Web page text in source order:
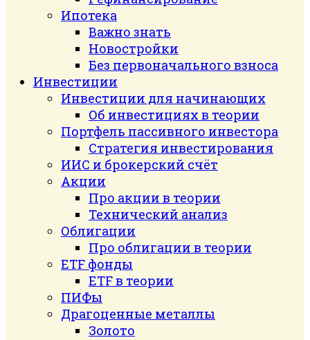
Ипотека
Важно знать
Новостройки
Без первоначального взноса
Инвестиции
Инвестиции для начинающих
Об инвестициях в теории
Портфель пассивного инвестора
Стратегия инвестирования
ИИС и брокерский счёт
Акции
Про акции в теории
Технический анализ
Облигации
Про облигации в теории
ETF фонды
ETF в теории
ПИФы
Драгоценные металлы
Золото